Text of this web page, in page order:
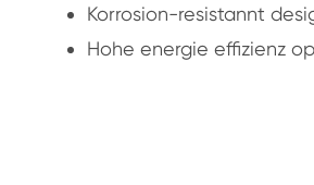
Korrosion-resistannt
Hohe energie effizienz